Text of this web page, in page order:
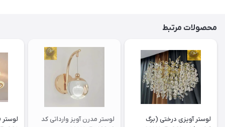
محصولات مرتبط
لوستر آویزی درختی (برگ
لوستر مدرن آویز وارداتی کد